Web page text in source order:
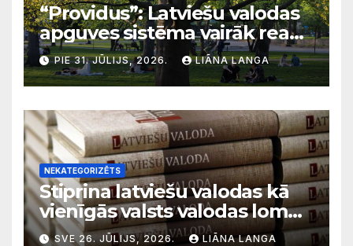
“Providus”: Latviešu valodas
apguves sistēma vairāk reaģē
uz krīzēm nekā ilgtermiņa
migrācijas tendencēm
PIE 31. JŪLIJS, 2026. LIĀNA LANGA
NEKATEGORIZĒTS
Stiprina latviešu valodas kā
vienīgās valsts valodas lomu
sabiedriskajos medijos
SVE 26. JŪLIJS, 2026. LIĀNA LANGA